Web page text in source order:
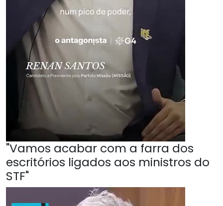
"Vamos acabar com a farra dos
escritórios ligados aos ministros do
STF"